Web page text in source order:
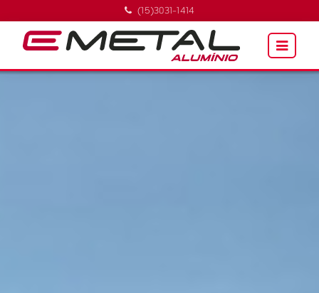
(15)3031-1414